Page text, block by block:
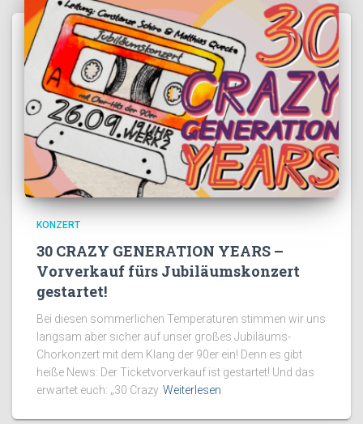
KONZERT
30 CRAZY GENERATION YEARS –
Vorverkauf fürs Jubiläumskonzert
gestartet!
Bei diesen sommerlichen Temperaturen stimmen wir uns
langsam aber sicher auf unser großes Jubiläums-
Chorkonzert mit dem Klang der 90er ein! Denn es gibt
heiße News: Der Ticketvorverkauf ist gestartet! Und das
erwartet euch: „30 Crazy Weiterlesen